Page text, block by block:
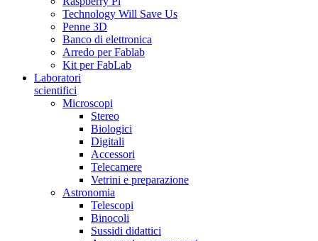
Technology Will Save Us
Penne 3D
Banco di elettronica
Arredo per Fablab
Kit per FabLab
Laboratori
scientifici
Microscopi
Stereo
Biologici
Digitali
Accessori
Telecamere
Vetrini e preparazione
Astronomia
Telescopi
Binocoli
Sussidi didattici